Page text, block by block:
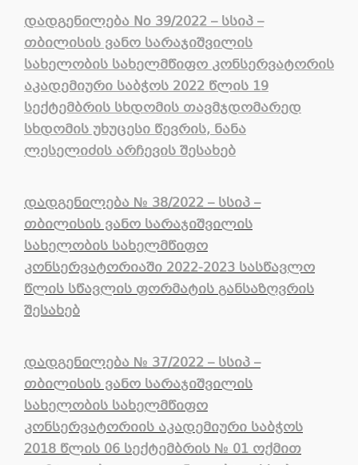
დადგენილება No 39/2022 – სსიპ –
თბილისის ვანო სარაჯიშვილის
სახელობის სახელმწიფო კონსერვატორის
აკადემიური საბჭოს 2022 წლის 19
სექტემბრის სხდომის თავმჯდომარედ
სხდომის უხუცესი წევრის, ნანა
ლესელიძის არჩევის შესახებ
დადგენილება № 38/2022 – სსიპ –
თბილისის ვანო სარაჯიშვილის
სახელობის სახელმწიფო
კონსერვატორიაში 2022-2023 სასწავლო
წლის სწავლის ფორმატის განსაზღვრის
შესახებ
დადგენილება № 37/2022 – სსიპ –
თბილისის ვანო სარაჯიშვილის
სახელობის სახელმწიფო
კონსერვატორიის აკადემიური საბჭოს
2018 წლის 06 სექტემბრის № 01 ოქმით